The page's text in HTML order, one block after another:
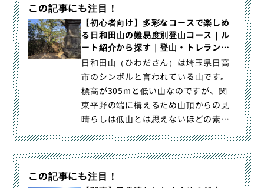
ラン・山スキーマガジン「山旅旅」の
「ルート紹介から探す」（）カテゴリ
の記事ページです。
この記事にも注目！
【初心者向け】多彩なコースで楽しめ
る日和田山の難易度別登山コース｜ル
ート紹介から探す｜登山・トレラン・
山スキーマガジン「山旅旅」
日和田山（ひわださん）は埼玉県日高
市のシンボルと言われている山です。
標高が305mと低い山なのですが、関
東平野の端に構えるため山頂からの見
晴らしは低山とは思えないほどの素晴
らしい景色です。麓には曼殊沙｜【初
和田山の難易度別登山コース｜登山・
トレラン・山スキーマガジン「山旅
この記事にも注目！